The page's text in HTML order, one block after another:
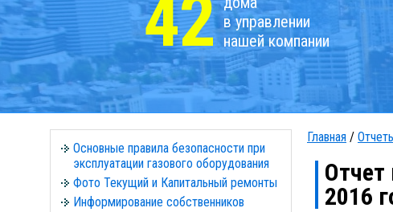
42 в управлении
нашей компании
Основные правила безопасности при
эксплуатации газового оборудования
Фото Текущий и Капитальный ремонты
Информирование собственников
Главная /
Отчет
2016